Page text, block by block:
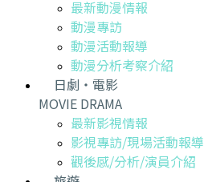
最新動漫情報
動漫專訪
動漫活動報導
動漫分析考察介紹
日劇・電影
MOVIE DRAMA
最新影視情報
影視專訪/現場活動報導
觀後感/分析/演員介紹